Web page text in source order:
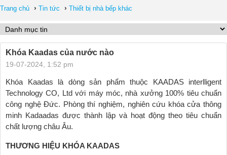
Trang chủ › Tin tức › Thiết bị nhà bếp khác
Khóa Kaadas của nước nào
19-07-2024, 1:52 pm
Khóa Kaadas là dòng sản phẩm thuộc KAADAS interlligent
Technology CO, Ltd với máy móc, nhà xưởng 100% tiêu chuẩn
công nghệ Đức. Phòng thí nghiệm, nghiên cứu khóa cửa thông
minh Kadaadas được thành lập và hoạt động theo tiêu chuẩn
chất lượng châu Âu.
THƯƠNG HIỆU KHÓA KAADAS